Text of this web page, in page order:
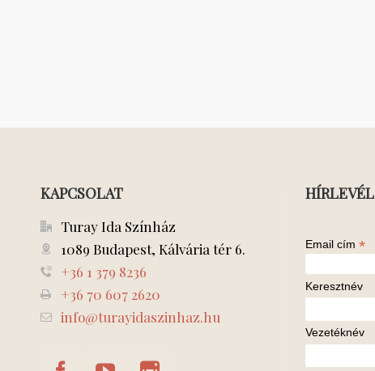
KAPCSOLAT
Turay Ida Színház
1089 Budapest, Kálvária tér 6.
+36 1 379 8236
+36 70 607 2620
info@turayidaszinhaz.hu
HÍRLEVÉL
Email cím *
Keresztnév
Vezetéknév